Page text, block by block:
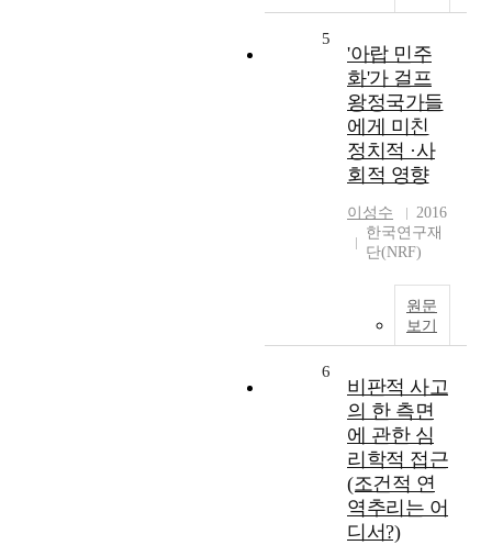
5
'아랍 민주
화'가 걸프
왕정국가들
에게 미친
정치적 ·사
회적 영향
이성수
2016
한국연구재
단(NRF)
원문
보기
6
비판적 사고
의 한 측면
에 관한 심
리학적 접근
(조건적 연
역추리는 어
디서?)